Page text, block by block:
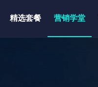
精选套餐 营销学堂